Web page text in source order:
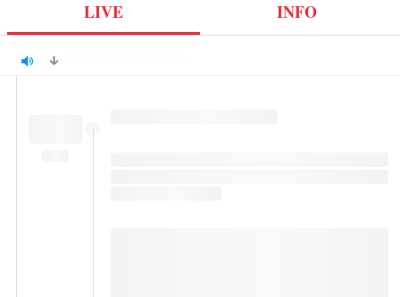
LIVE INFO